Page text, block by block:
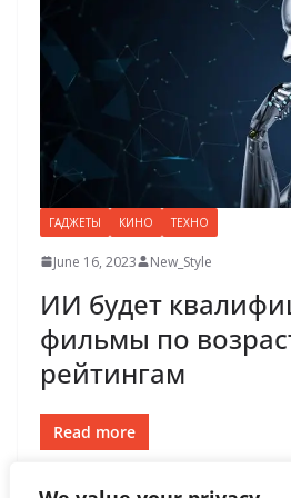
ГАДЖЕТЫ КИНО ТЕХНО
June 16, 2023 New_Style
ИИ будет
фильмы по
рейтингам
Read more